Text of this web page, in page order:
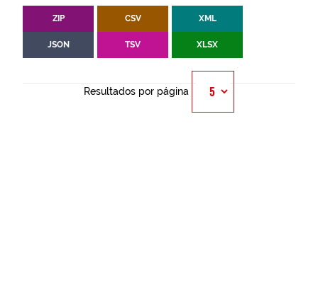
ZIP CSV XML
JSON TSV XLSX
Resultados por página